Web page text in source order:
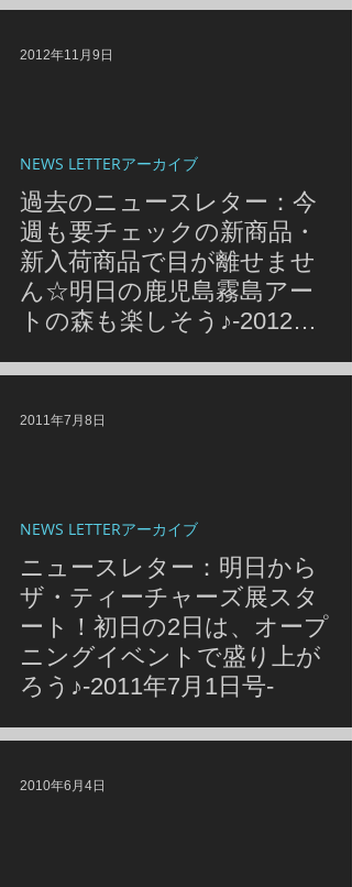
は「本を着る」をテーマに
した、アウト・オブ・プリ
過去のニュースレター：今
週も要チェックの新商品・
新入荷商品で目が離せませ
ん☆明日の鹿児島霧島アー
トの森も楽しそう♪-2012年
NEWS LETTERアーカイブ
2012年11月9日
ニュースレター：明日から
ザ・ティーチャーズ展スタ
ート！初日の2日は、オープ
ニングイベントで盛り上が
ろう♪-2011年7月1日号-
NEWS LETTERアーカイブ
2011年7月8日
2010年6月4日